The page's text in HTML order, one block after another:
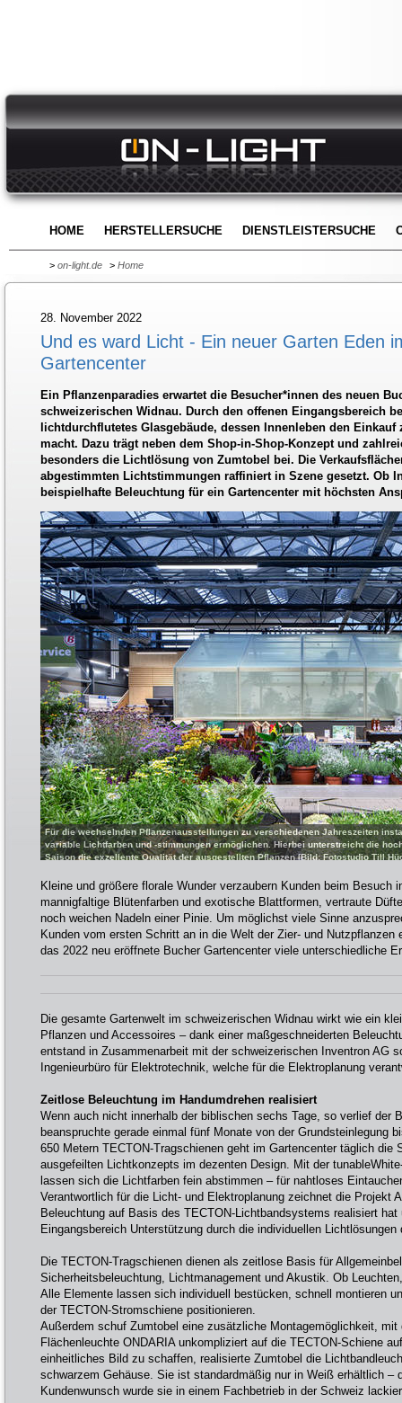
HOME HERSTELLERSUCHE DIENSTLEISTERSUCHE
> on-light.de > Home
28. November 2022
Und es ward Licht - Ein neuer Garten Eden
Gartencenter
Ein Pflanzenparadies erwartet die Besucher*innen des neuen
schweizerischen Widnau. Durch den offenen Eingangsbereich
lichtdurchflutetes Glasgebäude, dessen Innenleben den
macht. Dazu trägt neben dem Shop-in-Shop-Konzept und
besonders die Lichtlösung von Zumtobel bei. Die
abgestimmten Lichtstimmungen raffiniert in Szene gesetzt. Ob
beispielhafte Beleuchtung für ein Gartencenter mit höchsten
Für die wechselnden Pflanzenausstellungen zu verschiedenen Jahreszeiten
variable Lichtfarben und -stimmungen ermöglichen. Hierbei unterstreicht die
Saison die exzellente Qualität der ausgestellten Pflanzen [Bild: Fotostudio Till
Kleine und größere florale Wunder verzaubern Kunden beim Besuch
mannigfaltige Blütenfarben und exotische Blattformen, vertraute
noch weichen Nadeln einer Pinie. Um möglichst viele Sinne
Kunden vom ersten Schritt an in die Welt der Zier- und Nutzpflanzen
das 2022 neu eröffnete Bucher Gartencenter viele unterschiedliche
Die gesamte Gartenwelt im schweizerischen Widnau wirkt wie ein
Pflanzen und Accessoires – dank einer maßgeschneiderten
entstand in Zusammenarbeit mit der schweizerischen Inventron AG
Ingenieurbüro für Elektrotechnik, welche für die Elektroplanung
Zeitlose Beleuchtung im Handumdrehen realisiert
Wenn auch nicht innerhalb der biblischen sechs Tage, so verlief der
beanspruchte gerade einmal fünf Monate von der Grundsteinlegung
650 Metern TECTON-Tragschienen geht im Gartencenter täglich die
ausgefeilten Lichtkonzepts im dezenten Design. Mit der
lassen sich die Lichtfarben fein abstimmen – für nahtloses
Verantwortlich für die Licht- und Elektroplanung zeichnet die Projekt
Beleuchtung auf Basis des TECTON-Lichtbandsystems realisiert hat
Eingangsbereich Unterstützung durch die individuellen
Die TECTON-Tragschienen dienen als zeitlose Basis für
Sicherheitsbeleuchtung, Lichtmanagement und Akustik. Ob
Alle Elemente lassen sich individuell bestücken, schnell montieren
der TECTON-Stromschiene positionieren.
Außerdem schuf Zumtobel eine zusätzliche Montagemöglichkeit, mit
Flächenleuchte ONDARIA unkompliziert auf die TECTON-Schiene
einheitliches Bild zu schaffen, realisierte Zumtobel die
schwarzem Gehäuse. Sie ist standardmäßig nur in Weiß erhältlich –
Kundenwunsch wurde sie in einem Fachbetrieb in der Schweiz